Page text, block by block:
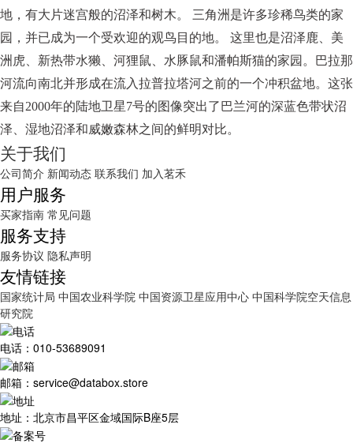
地，有大片迷宫般的沼泽和树木。 三角洲是许多珍稀鸟类的家
园，并已成为一个受欢迎的观鸟目的地。 这里也是沼泽鹿、美
洲虎、新热带水獭、河狸鼠、水豚鼠和潘帕斯猫的家园。巴拉那
河流向南北并形成在流入拉普拉塔河之前的一个冲积盆地。这张
来自2000年的陆地卫星7号的图像突出了巴兰河的深蓝色带状沼
泽、湿地沼泽和威嫩森林之间的鲜明对比。
关于我们
公司简介 新闻动态 联系我们 加入茗禾
用户服务
买家指南 常见问题
服务支持
服务协议 隐私声明
友情链接
国家统计局 中国农业科学院 中国资源卫星应用中心 中国科学院空天信息
研究院
电话：010-53689091
邮箱：service@databox.store
地址：北京市昌平区金域国际B座5层